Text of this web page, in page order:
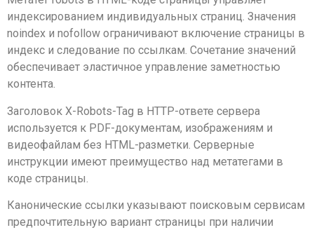
индексированием индивидуальных страниц. Значения
noindex и nofollow ограничивают включение страницы в
индекс и следование по ссылкам. Сочетание значений
обеспечивает эластичное управление заметностью
контента.
Заголовок X-Robots-Tag в HTTP-ответе сервера
используется к PDF-документам, изображениям и
видеофайлам без HTML-разметки. Серверные
инструкции имеют преимущество над метатегами в
коде страницы.
Канонические ссылки указывают поисковым сервисам
предпочтительную вариант страницы при наличии